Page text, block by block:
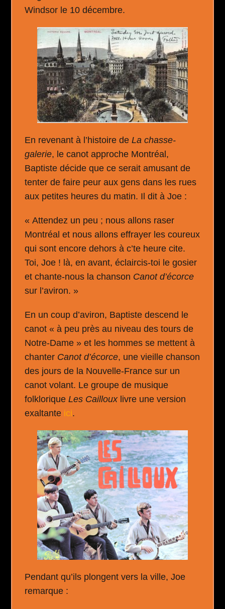
Windsor le 10 décembre.
En revenant à l’histoire deLa chasse-
galerie, le canot approche Montréal,
Baptiste décide que ce serait amusant de
tenter de faire peur aux gens dans les rues
aux petites heures du matin. Il dit à Joe :
« Attendez un peu ; nous allons raser
Montréal et nous allons effrayer les coureux
qui sont encore dehors à c’te heure cite.
Toi, Joe ! là, en avant, éclaircis-toi le gosier
et chante-nous la chanson Canot d’écorce
sur l’aviron. »
En un coup d’aviron, Baptiste descend le
canot « à peu près au niveau des tours de
Notre-Dame » et les hommes se mettent à
chanter Canot d’écorce, une vieille chanson
des jours de la Nouvelle-France sur un
canot volant. Le groupe de musique
folkloriqueLes Caillouxlivre une version
exaltante ici.
Pendant qu’ils plongent vers la ville, Joe
remarque :